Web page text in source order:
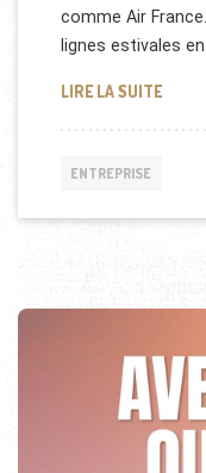
comme Air
lignes estivales
LIRE LA SUITE
ENTREPRISE